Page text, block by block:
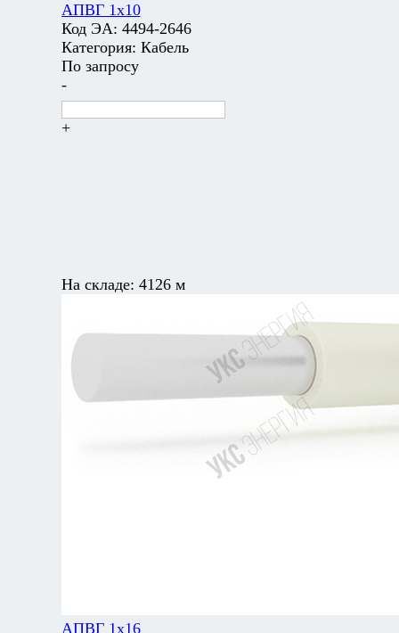
АПВГ 1х10
Код ЭА: 4494-2646
Категория: Кабель
По запросу
-
+
На складе: 4126 м
АПВГ 1х16